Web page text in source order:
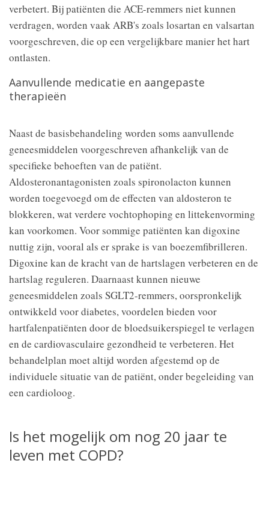
verbetert. Bij patiënten die ACE-remmers niet kunnen
verdragen, worden vaak ARB's zoals losartan en valsartan
voorgeschreven, die op een vergelijkbare manier het hart
ontlasten.
Aanvullende medicatie en aangepaste
therapieën
Naast de basisbehandeling worden soms aanvullende
geneesmiddelen voorgeschreven afhankelijk van de
specifieke behoeften van de patiënt.
Aldosteronantagonisten zoals spironolacton kunnen
worden toegevoegd om de effecten van aldosteron te
blokkeren, wat verdere vochtophoping en littekenvorming
kan voorkomen. Voor sommige patiënten kan digoxine
nuttig zijn, vooral als er sprake is van boezemfibrilleren.
Digoxine kan de kracht van de hartslagen verbeteren en de
hartslag reguleren. Daarnaast kunnen nieuwe
geneesmiddelen zoals SGLT2-remmers, oorspronkelijk
ontwikkeld voor diabetes, voordelen bieden voor
hartfalenpatiënten door de bloedsuikerspiegel te verlagen
en de cardiovasculaire gezondheid te verbeteren. Het
behandelplan moet altijd worden afgestemd op de
individuele situatie van de patiënt, onder begeleiding van
een cardioloog.
Is het mogelijk om nog 20 jaar te
leven met COPD?